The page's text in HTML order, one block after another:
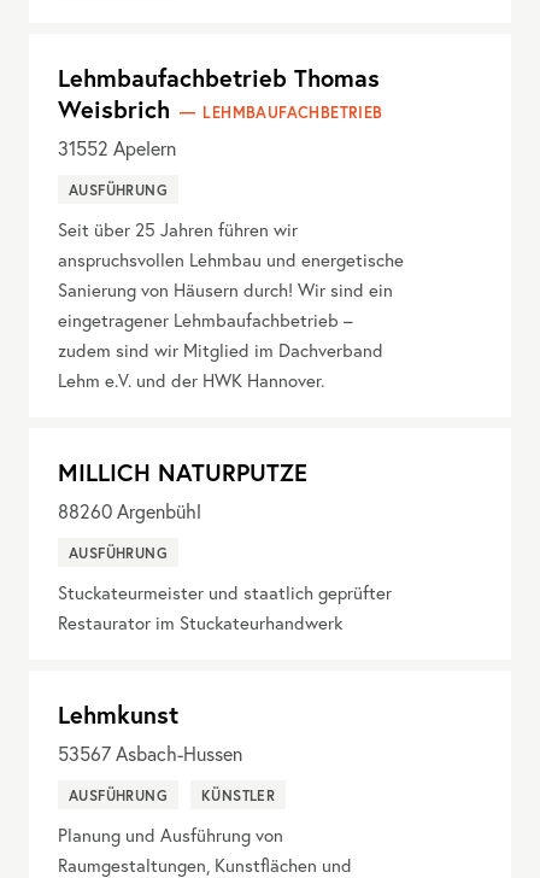
Lehmbaufachbetrieb Thomas
Weisbrich
LEHMBAUFACHBETRIEB
31552 Apelern
AUSFÜHRUNG
Seit über 25 Jahren führen wir
anspruchsvollen Lehmbau und energetische
Sanierung von Häusern durch! Wir sind ein
eingetragener Lehmbaufachbetrieb –
zudem sind wir Mitglied im Dachverband
Lehm e.V. und der HWK Hannover.
MILLICH NATURPUTZE
88260Argenbühl
AUSFÜHRUNG
Stuckateurmeister und staatlich geprüfter
Restaurator im Stuckateurhandwerk
Lehmkunst
53567Asbach-Hussen
AUSFÜHRUNG KÜNSTLER
Planung und Ausführung von
Raumgestaltungen, Kunstflächen und